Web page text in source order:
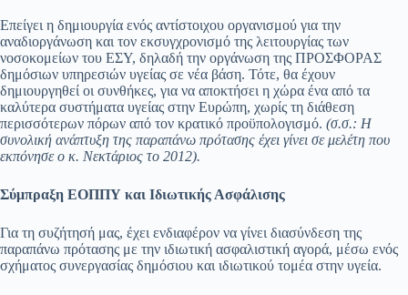
Επείγει η δημιουργία ενός αντίστοιχου οργανισμού για την
αναδιοργάνωση και τον εκσυγχρονισμό της λειτουργίας των
νοσοκομείων του ΕΣΥ, δηλαδή την οργάνωση της ΠΡΟΣΦΟΡΑΣ
δημόσιων υπηρεσιών υγείας σε νέα βάση. Τότε, θα έχουν
δημιουργηθεί οι συνθήκες, για να αποκτήσει η χώρα ένα από τα
καλύτερα συστήματα υγείας στην Ευρώπη, χωρίς τη διάθεση
περισσότερων πόρων από τον κρατικό προϋπολογισμό. (σ.σ.: Η
συνολική ανάπτυξη της παραπάνω πρότασης έχει γίνει σε μελέτη που
εκπόνησε ο κ. Νεκτάριος το 2012).
Σύμπραξη ΕΟΠΠΥ και Ιδιωτικής Ασφάλισης
Για τη συζήτησή μας, έχει ενδιαφέρον να γίνει διασύνδεση της
παραπάνω πρότασης με την ιδιωτική ασφαλιστική αγορά, μέσω ενός
σχήματος συνεργασίας δημόσιου και ιδιωτικού τομέα στην υγεία.